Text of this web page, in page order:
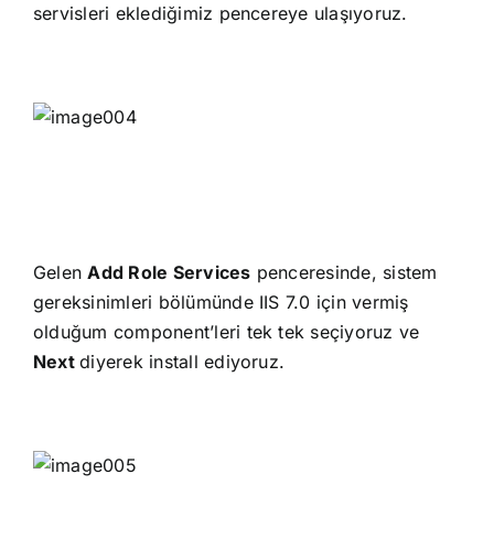
servisleri eklediğimiz pencereye ulaşıyoruz.
GelenAdd Role Services penceresinde, sistem
gereksinimleri bölümünde IIS 7.0 için vermiş
olduğum component’leri tek tek seçiyoruz ve
Nextdiyerek install ediyoruz.